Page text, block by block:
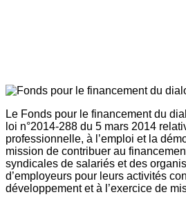
Le Fonds pour le financement du
loi n°2014-288 du 5 mars 2014
professionnelle, à l’emploi et la
mission de contribuer au
syndicales de salariés et des
d’employeurs pour leurs activités
développement et à l’exercice de